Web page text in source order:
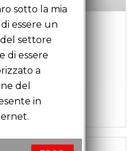
D1.5 Z3 C6
sotto la mia
essere un
settore
di essere
a
del
in